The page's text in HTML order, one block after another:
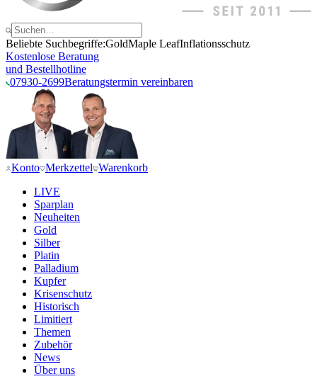
Beliebte Suchbegriffe:GoldMaple LeafInflationsschutz
Kostenlose Beratung
und Bestellhotline
07930-2699Beratungstermin vereinbaren
Konto Merkzettel Warenkorb
LIVE
Sparplan
Neuheiten
Gold
Silber
Platin
Palladium
Kupfer
Krisenschutz
Historisch
Limitiert
Themen
Zubehör
News
Über uns